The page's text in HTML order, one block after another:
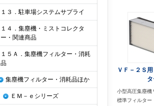
ＶＦ－２Ｓ
小型高圧集塵
標準フィルター
１３．駐車場システムサプライ
１４．集塵機・ミストコレクタ
ー・関連商品
１５Ａ．集塵機フィルター・消耗
品
集塵機フィルター・消耗品ほか
ＥＭ－ｅシリーズ